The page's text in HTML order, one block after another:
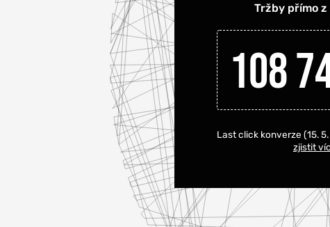
Tržby přímo
108
Last click konverze (15. 5.
zjistit